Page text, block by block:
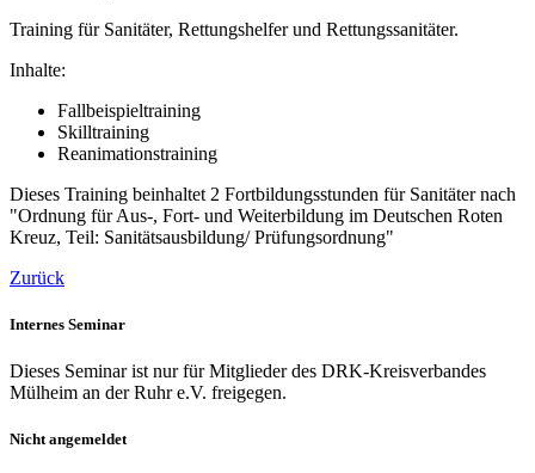
Training für Sanitäter, Rettungshelfer und Rettungssanitäter.
Inhalte:
Fallbeispieltraining
Skilltraining
Reanimationstraining
Dieses Training beinhaltet 2 Fortbildungsstunden für Sanitäter nach
"Ordnung für Aus-, Fort- und Weiterbildung im Deutschen Roten
Kreuz, Teil: Sanitätsausbildung/ Prüfungsordnung"
Zurück
Internes Seminar
Dieses Seminar ist nur für Mitglieder des DRK-Kreisverbandes
Mülheim an der Ruhr e.V. freigegen.
Nicht angemeldet